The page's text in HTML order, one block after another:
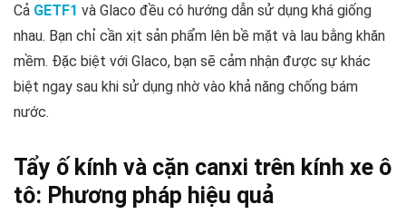
Cả GETF1 và Glaco đều có hướng dẫn sử dụng khá giống
nhau. Bạn chỉ cần xịt sản phẩm lên bề mặt và lau bằng khăn
mềm. Đặc biệt với Glaco, bạn sẽ cảm nhận được sự khác
biệt ngay sau khi sử dụng nhờ vào khả năng chống bám
nước.
Tẩy ố kính và cặn canxi trên kính xe ô
tô: Phương pháp hiệu quả